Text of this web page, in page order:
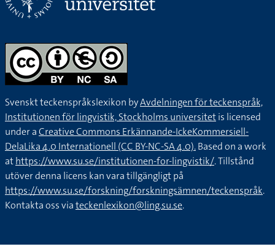
Svenskt teckenspråkslexikon byAvdelningen för teckenspråk,
Institutionen för lingvistik, Stockholms universitetis licensed
under aCreative Commons Erkännande-IckeKommersiell-
DelaLika 4.0 Internationell (CC BY-NC-SA 4.0).Based on a work
athttps://www.su.se/institutionen-for-lingvistik/. Tillstånd
utöver denna licens kan vara tillgängligt på
https://www.su.se/forskning/forskningsämnen/teckenspråk.
Kontakta oss viateckenlexikon@ling.su.se.